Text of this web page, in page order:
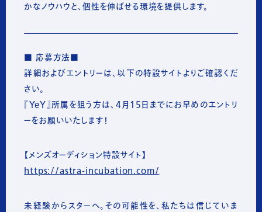
かなノウハウと、個性を伸ばせる環境を提供します。
■ 応募方法■
詳細およびエントリーは、以下の特設サイトよりご確認くだ
さい。
『YeY』所属を狙う方は、4月15日までにお早めのエントリ
ーをお願いいたします！
【メンズオーディション特設サイト】
https://astra-incubation.com/
未経験からスターへ。その可能性を、私たちは信じていま